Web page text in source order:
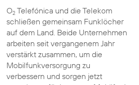
O2Telefónica und die Telekom
schließen gemeinsam Funklöcher
auf dem Land. Beide Unternehmen
arbeiten seit vergangenem Jahr
verstärkt zusammen, um die
Mobilfunkversorgung zu
verbessern und sorgen jetzt